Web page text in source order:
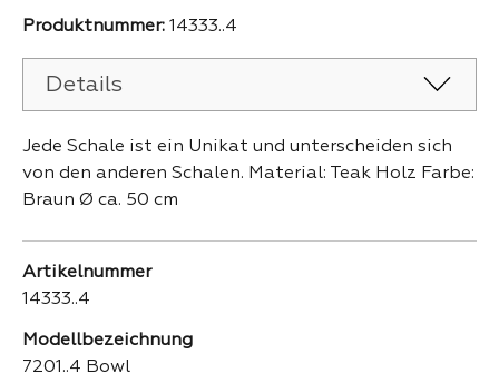
Produktnummer: 14333..4
Details
Jede Schale ist ein Unikat und unterscheiden sich
von den anderen Schalen. Material: Teak Holz Farbe:
Braun Ø ca. 50 cm
Artikelnummer
14333..4
Modellbezeichnung
7201..4 Bowl